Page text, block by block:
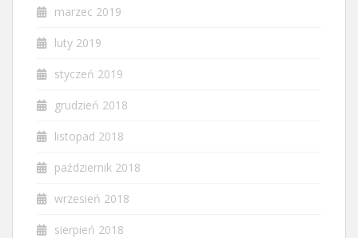
marzec 2019
luty 2019
styczeń 2019
grudzień 2018
listopad 2018
październik 2018
wrzesień 2018
sierpień 2018